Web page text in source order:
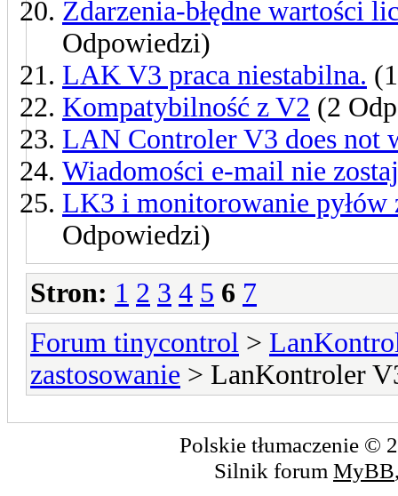
Zdarzenia-błędne wartości
Odpowiedzi)
LAK V3 praca niestabilna.
Kompatybilność z V2 (2
LAN Controler V3 does not
Wiadomości e-mail nie
LK3 i monitorowanie pyłów
Odpowiedzi)
Stron: 1 2 3 4 5 6 7
Forum tinycontrol >
zastosowanie > LanKontroler
Polskie tłumaczenie ©
Silnik forum MyBB